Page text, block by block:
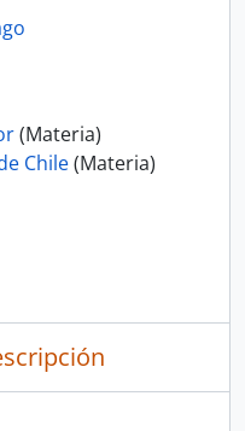
(Materia)
Chile(Materia)